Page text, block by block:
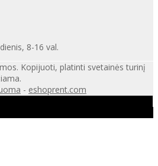
8-16 val.
Kopijuoti, platinti svetainės turinį
- eshoprent.com